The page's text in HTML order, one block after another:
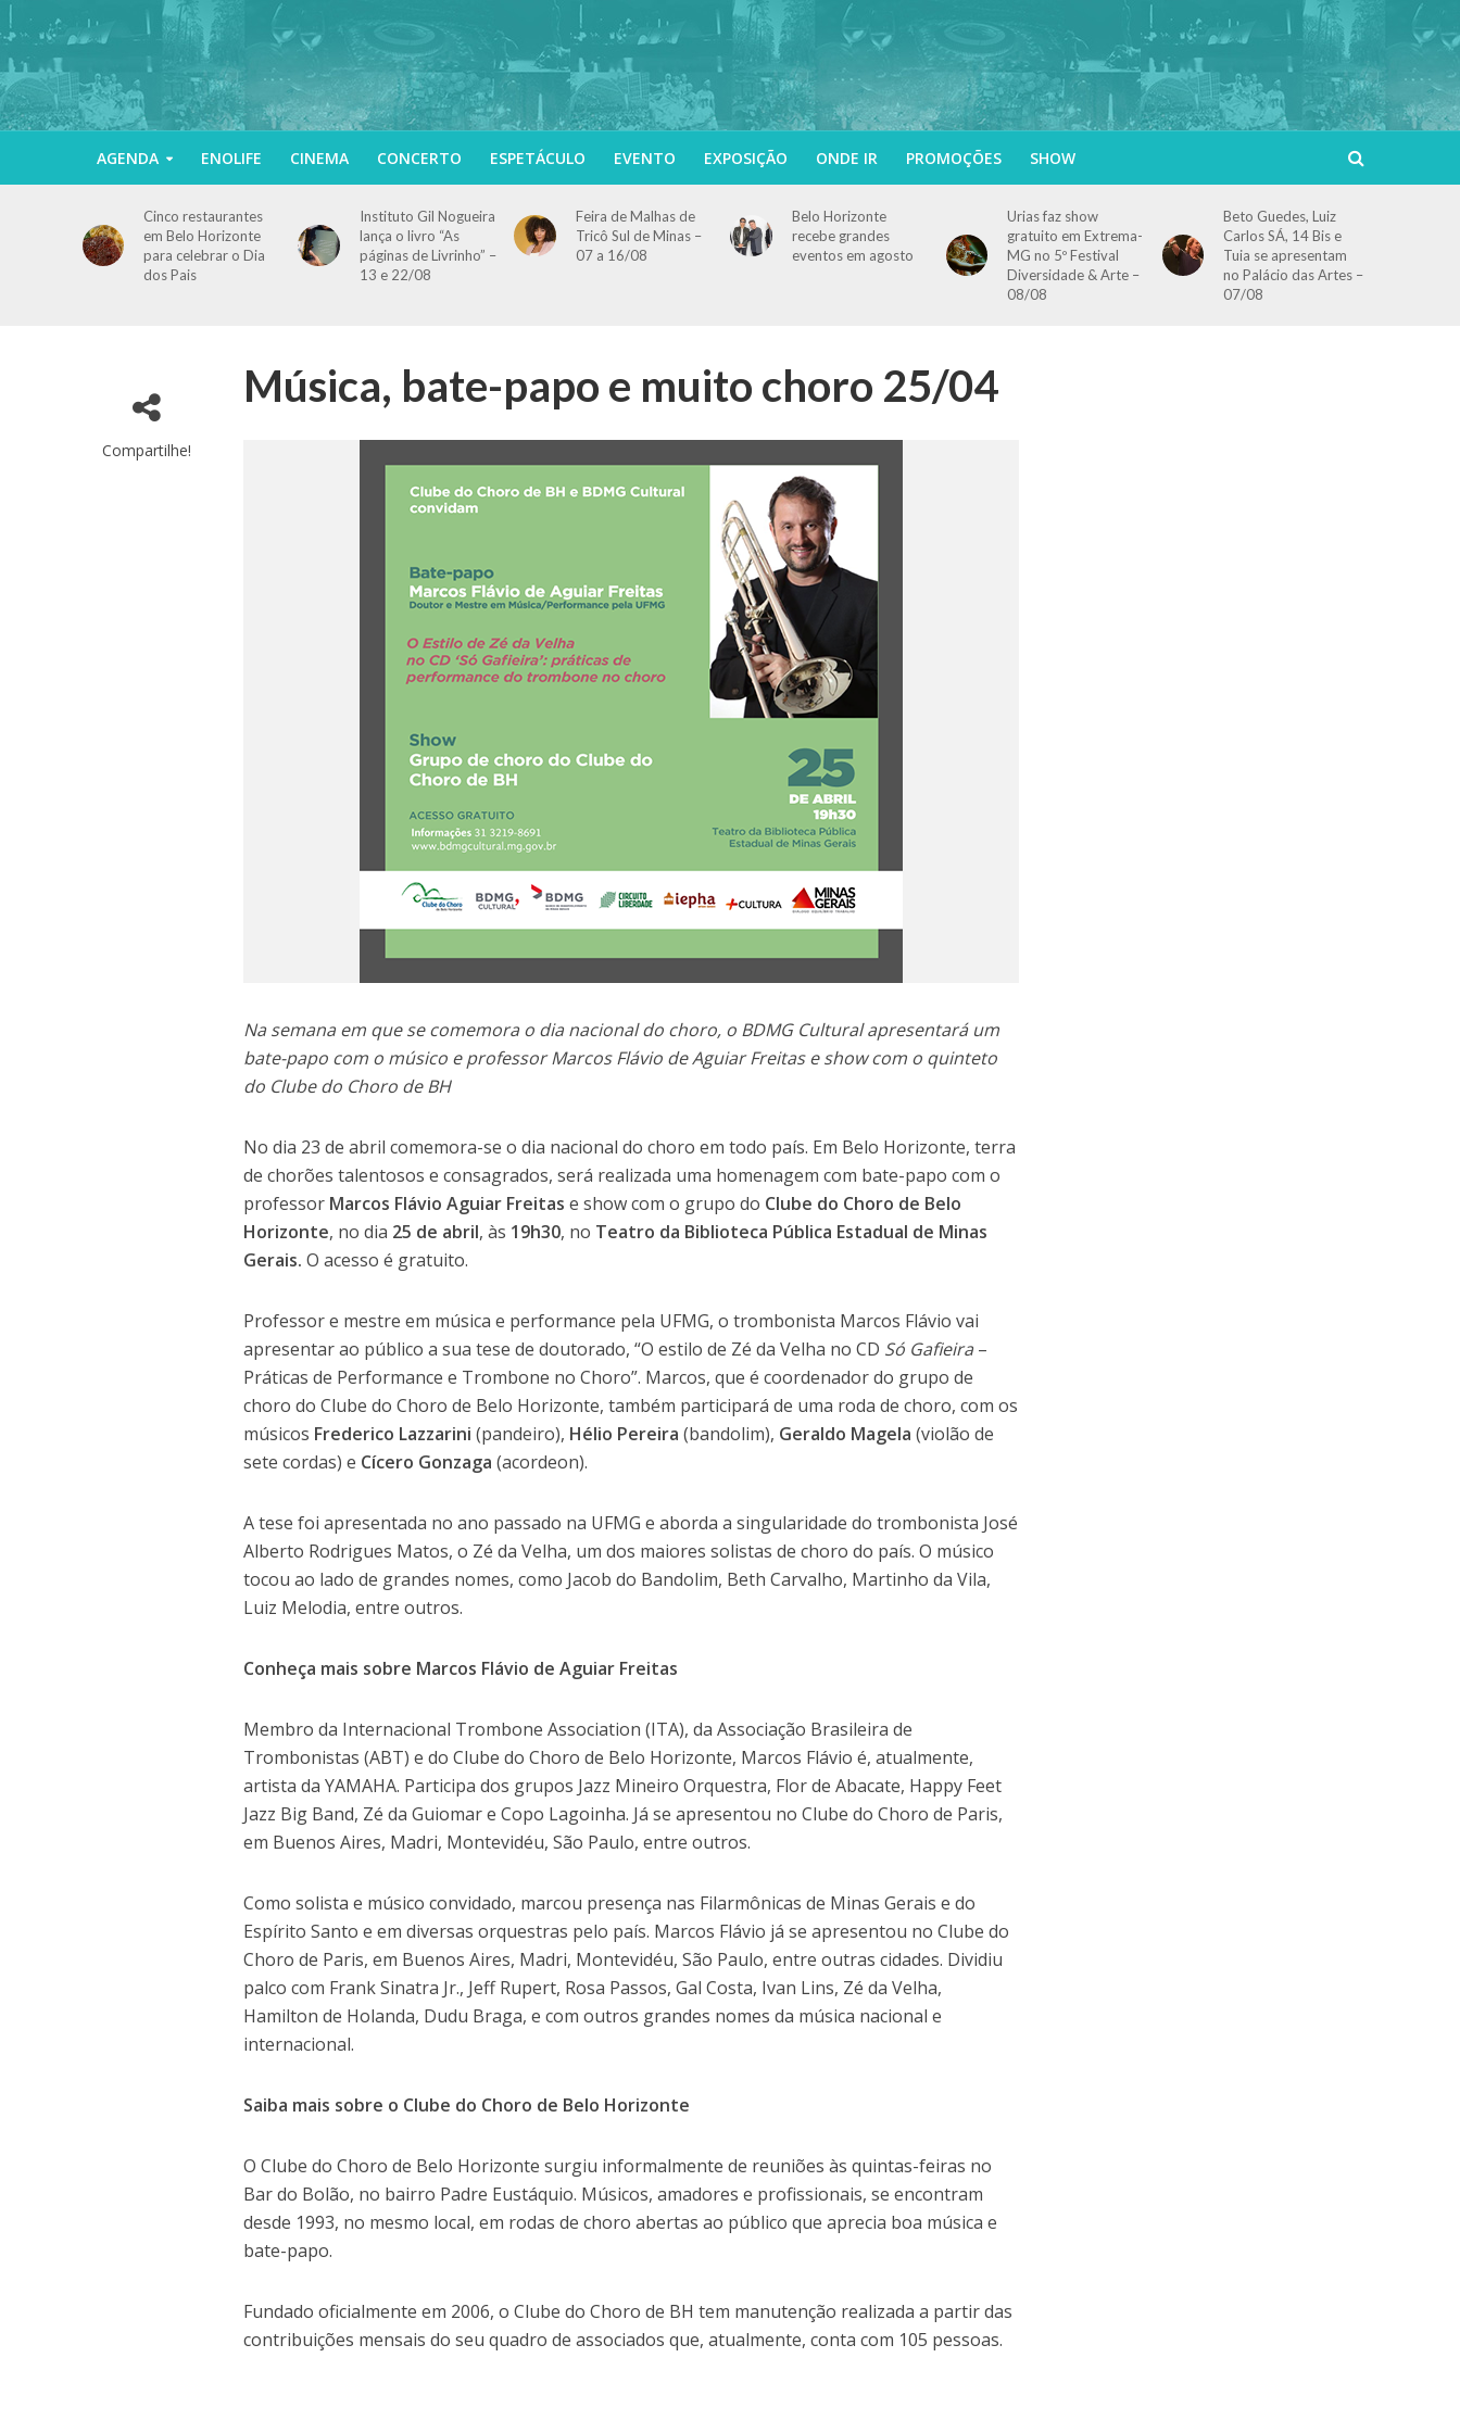
AGENDA ENOLIFE CINEMA CONCERTO ESPETÁCULO EVENTO EXPOSIÇÃO ONDE IR PROMOÇÕES SHOW
Cinco restaurantes
em Belo Horizonte
para celebrar o Dia
dos Pais
Instituto Gil Nogueira
lança o livro “As
páginas de Livrinho” –
13 e 22/08
Feira de Malhas de
Tricô Sul de Minas –
07 a 16/08
Belo Horizonte
recebe grandes
eventos em agosto
Urias faz show
gratuito em Extrema-
MG no 5º Festival
Diversidade & Arte –
08/08
Beto Guedes, Luiz
Carlos SÁ, 14 Bis e
Tuia se apresentam
no Palácio das Artes –
07/08
Compartilhe!
Música, bate-papo e muito choro 25/04
Na semana em que se comemora o dia nacional do choro, o BDMG Cultural apresentará um
bate-papo com o músico e professor Marcos Flávio de Aguiar Freitas e show com o quinteto
do Clube do Choro de BH
No dia 23 de abril comemora-se o dia nacional do choro em todo país. Em Belo Horizonte, terra
de chorões talentosos e consagrados, será realizada uma homenagem com bate-papo com o
professor Marcos Flávio Aguiar Freitas e show com o grupo do Clube do Choro de Belo
Horizonte, no dia 25 de abril, às 19h30, no Teatro da Biblioteca Pública Estadual de Minas
Gerais. O acesso é gratuito.
Professor e mestre em música e performance pela UFMG, o trombonista Marcos Flávio vai
apresentar ao público a sua tese de doutorado, “O estilo de Zé da Velha no CD Só Gafieira –
Práticas de Performance e Trombone no Choro”. Marcos, que é coordenador do grupo de
choro do Clube do Choro de Belo Horizonte, também participará de uma roda de choro, com os
músicos Frederico Lazzarini (pandeiro), Hélio Pereira (bandolim), Geraldo Magela (violão de
sete cordas) e Cícero Gonzaga (acordeon).
A tese foi apresentada no ano passado na UFMG e aborda a singularidade do trombonista José
Alberto Rodrigues Matos, o Zé da Velha, um dos maiores solistas de choro do país. O músico
tocou ao lado de grandes nomes, como Jacob do Bandolim, Beth Carvalho, Martinho da Vila,
Luiz Melodia, entre outros.
Conheça mais sobre Marcos Flávio de Aguiar Freitas
Membro da Internacional Trombone Association (ITA), da Associação Brasileira de
Trombonistas (ABT) e do Clube do Choro de Belo Horizonte, Marcos Flávio é, atualmente,
artista da YAMAHA. Participa dos grupos Jazz Mineiro Orquestra, Flor de Abacate, Happy Feet
Jazz Big Band, Zé da Guiomar e Copo Lagoinha. Já se apresentou no Clube do Choro de Paris,
em Buenos Aires, Madri, Montevidéu, São Paulo, entre outros.
Como solista e músico convidado, marcou presença nas Filarmônicas de Minas Gerais e do
Espírito Santo e em diversas orquestras pelo país. Marcos Flávio já se apresentou no Clube do
Choro de Paris, em Buenos Aires, Madri, Montevidéu, São Paulo, entre outras cidades. Dividiu
palco com Frank Sinatra Jr., Jeff Rupert, Rosa Passos, Gal Costa, Ivan Lins, Zé da Velha,
Hamilton de Holanda, Dudu Braga, e com outros grandes nomes da música nacional e
internacional.
Saiba mais sobre o Clube do Choro de Belo Horizonte
O Clube do Choro de Belo Horizonte surgiu informalmente de reuniões às quintas-feiras no
Bar do Bolão, no bairro Padre Eustáquio. Músicos, amadores e profissionais, se encontram
desde 1993, no mesmo local, em rodas de choro abertas ao público que aprecia boa música e
bate-papo.
Fundado oficialmente em 2006, o Clube do Choro de BH tem manutenção realizada a partir das
contribuições mensais do seu quadro de associados que, atualmente, conta com 105 pessoas.